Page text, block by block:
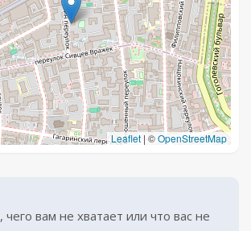
Leaflet |©OpenStreetMap
чего вам не хватает или что вас не